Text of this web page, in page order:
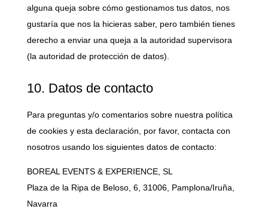
alguna queja sobre cómo gestionamos tus datos, nos
gustaría que nos la hicieras saber, pero también tienes
derecho a enviar una queja a la autoridad supervisora
(la autoridad de protección de datos).
10. Datos de contacto
Para preguntas y/o comentarios sobre nuestra política
de cookies y esta declaración, por favor, contacta con
nosotros usando los siguientes datos de contacto:
BOREAL EVENTS & EXPERIENCE, SL
Plaza de la Ripa de Beloso, 6, 31006, Pamplona/Iruña,
Navarra